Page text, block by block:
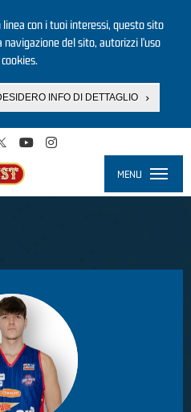
con i tuoi interessi, questo sito
del sito, autorizzi l’uso
INFO DI DETTAGLIO
MENU